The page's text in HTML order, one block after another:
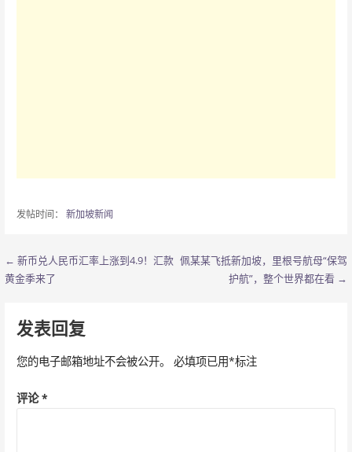
发帖时间： 新加坡新闻
文
导
航
← 新币兑人民币汇率上涨到4.9！汇款
黄金季来了
佩某某飞抵新加坡，里根号航母“保驾
护航”，整个世界都在看 →
发表回复
您的电子邮箱地址不会被公开。 必填项已用*标注
评论*